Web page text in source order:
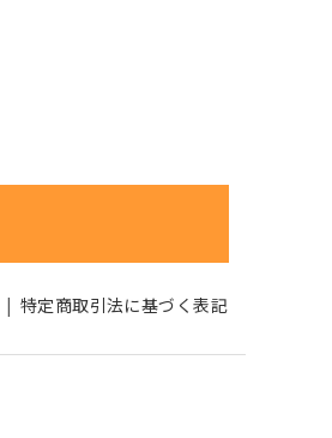
| 特定商取引法に基づく表記